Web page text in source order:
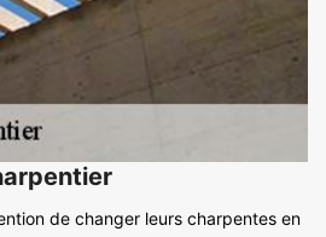
de changer leurs charpentes en